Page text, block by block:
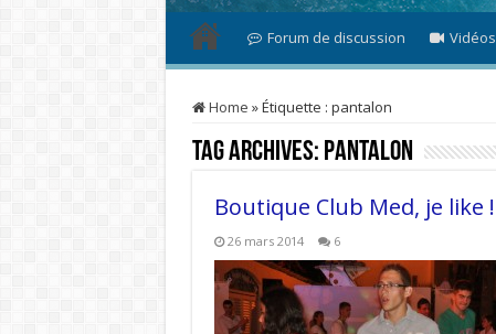
Forum de discussion Vidéos
Home »Étiquette : pantalon
Tag Archives: pantalon
Boutique Club Med, je like !
26 mars 2014 6